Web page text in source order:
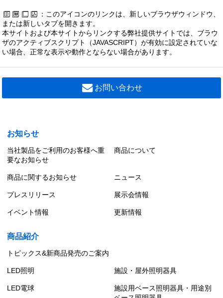
：このアイコンのリンクは、新しいブラウザウィンドウ、
または新しいタブを開きます。
本サイトおよび本サイトからリンクする弊社提供サイトでは、ブラウ
ザのアクティブスクリプト（JAVASCRIPT）が有効に設定されていな
い場合、正常な表示や動作とならない場合があります。
お問い合わせ
お知らせ
当社製品をご利用のお客様へ重
要なお知らせ
商品について
商品に関するお知らせ ニュース
プレスリリース 展示会情報
イベント情報 更新情報
商品紹介
トピックス&新商品発売のご案内
LED照明 施設・屋外照明器具
LED電球
施設用ベース照明器具・用途別